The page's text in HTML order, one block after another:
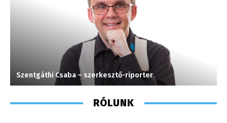
Szentgáthi Csaba – szerkesztő-riporter
RÓLUNK